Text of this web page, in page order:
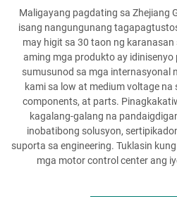
Maligayang pagdating sa Zhejiang
isang nangungunang
may higit sa 30 taon ng karanasan
aming mga produkto ay idinisenyo
sumusunod sa mga internasyonal
kami sa low at medium voltage na
components, at parts.
kagalang-galang na
inobatibong solusyon,
suporta sa engineering. Tuklasin
mga motor control center ang